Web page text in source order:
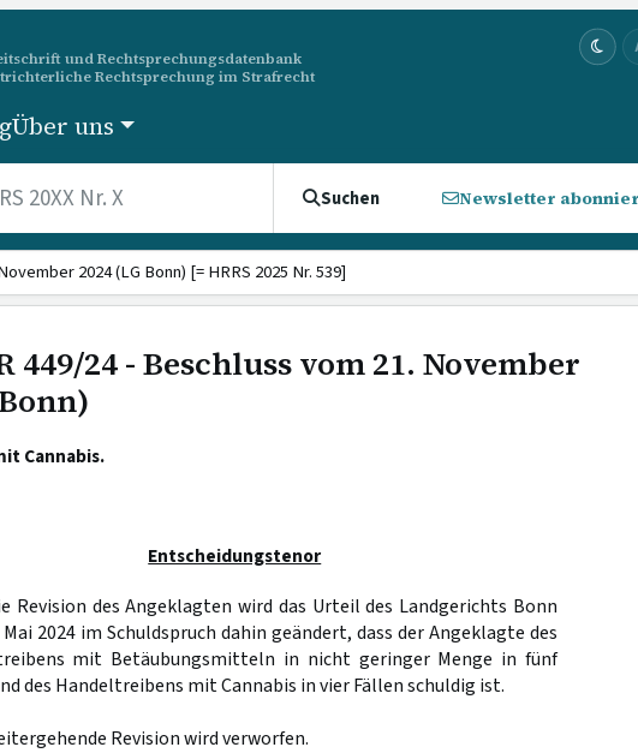
und Rechtsprechungsdatenbank
Rechtsprechung im Strafrecht
Über uns
Suchen Newsletter
2024 (LG Bonn) [= HRRS 2025 Nr. 539]
449/24 - Beschluss vom 21. November
Cannabis.
Entscheidungstenor
Revision des Angeklagten wird das Urteil des Landgerichts Bonn
Mai 2024 im Schuldspruch dahin geändert, dass der Angeklagte des
mit Betäubungsmitteln in nicht geringer Menge in fünf
des Handeltreibens mit Cannabis in vier Fällen schuldig ist.
Revision wird verworfen.